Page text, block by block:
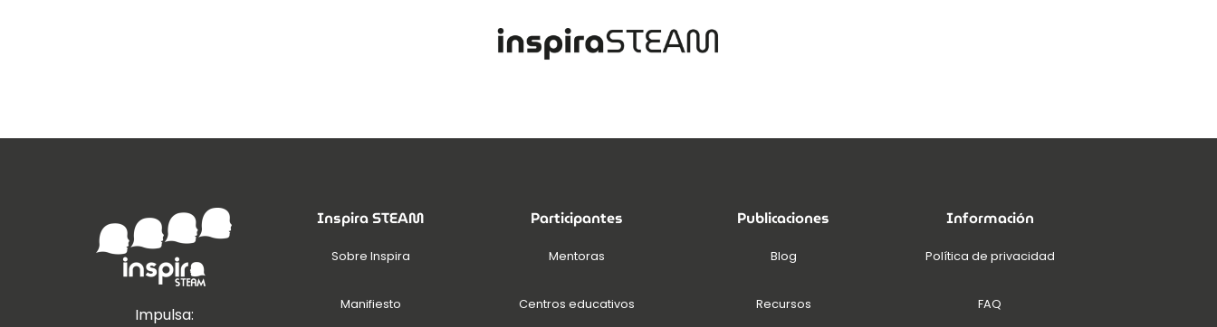
Impulsa:
Inspira STEAM
Sobre Inspira
Manifiesto
Participantes
Mentoras
Centros educativos
Publicaciones
Blog
Recursos
Información
Política de privacidad
FAQ